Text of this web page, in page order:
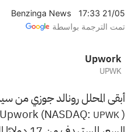
Benzinga News
17:33 21/05
تمت الترجمة بواسطة
Upwork
UPWK
أبقى المحلل رونالد جوزي من
Upwork (NASDAQ: UPWK